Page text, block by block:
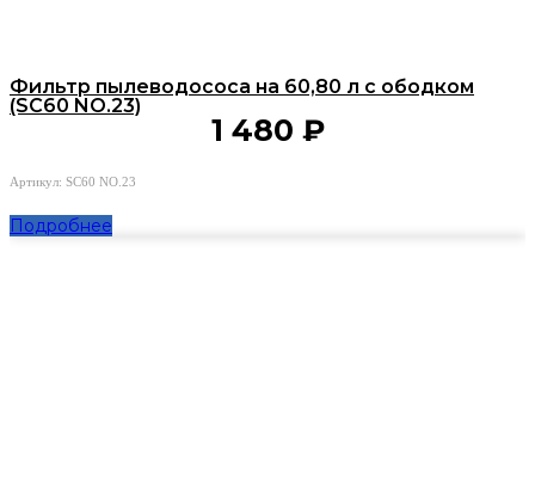
Фильтр пылеводососа на 60,80 л с ободком
(SC60 NO.23)
1 480 ₽
Артикул: SC60 NO.23
Подробнее